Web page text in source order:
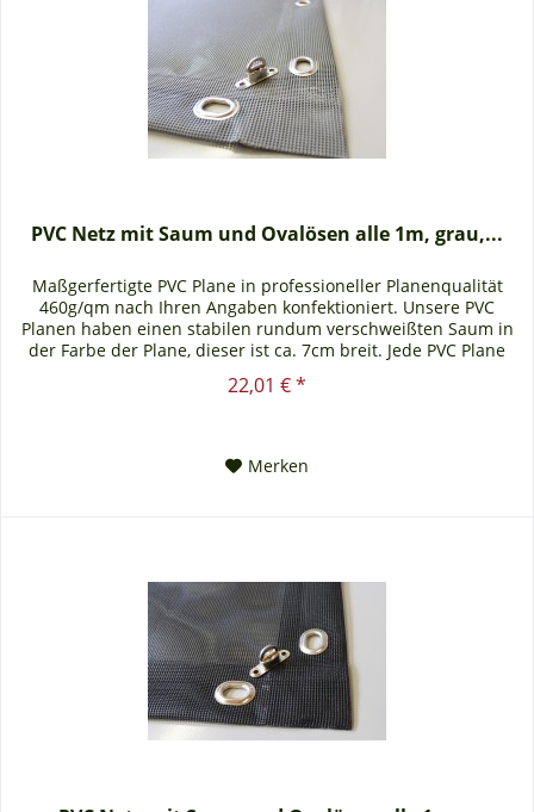
PVC Netz mit Saum und Ovalösen alle 1m, grau,...
Maßgerfertigte PVC Plane in professioneller Planenqualität
460g/qm nach Ihren Angaben konfektioniert. Unsere PVC
Planen haben einen stabilen rundum verschweißten Saum in
der Farbe der Plane, dieser ist ca. 7cm breit. Jede PVC Plane
22,01 € *
Merken